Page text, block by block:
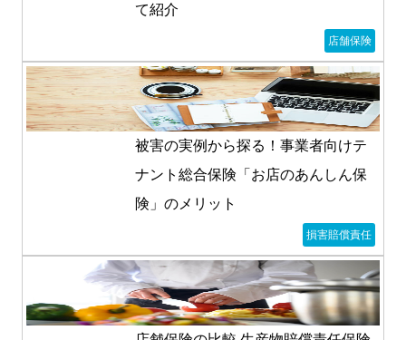
て紹介
店舗保険
被害の実例から探る！事業者向けテ
ナント総合保険「お店のあんしん保
険」のメリット
損害賠償責任